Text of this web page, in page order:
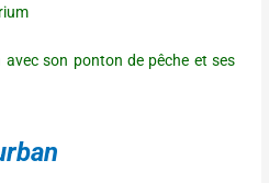
avec son ponton de pêche et ses